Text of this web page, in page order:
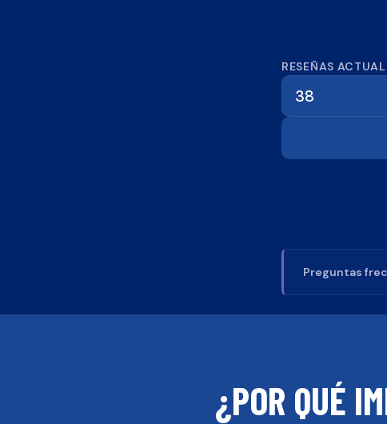
RESEÑAS
Preguntas
¿POR QUÉ